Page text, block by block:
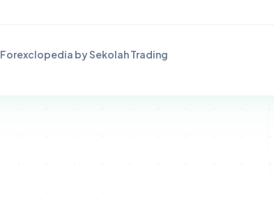
Forexclopedia by Sekolah Trading